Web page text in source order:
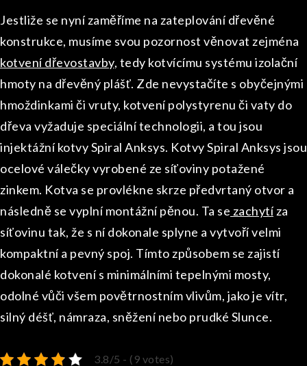
Jestliže se nyní zaměříme na zateplování dřevěné
konstrukce, musíme svou pozornost věnovat zejména
kotvení dřevostavby, tedy kotvícímu systému izolační
hmoty na dřevěný plášť. Zde nevystačíte s obyčejnými
hmoždinkami či vruty, kotvení polystyrenu či vaty do
dřeva vyžaduje speciální technologii, a tou jsou
injektážní kotvy Spiral Anksys. Kotvy Spiral Anksys jsou
ocelové válečky vyrobené ze síťoviny potažené
zinkem. Kotva se provlékne skrze předvrtaný otvor a
následně se vyplní montážní pěnou. Ta se zachytíza
síťovinu tak, že s ní dokonale splyne a vytvoří velmi
kompaktní a pevný spoj. Tímto způsobem se zajistí
dokonalé kotvení s minimálními tepelnými mosty,
odolné vůči všem povětrnostním vlivům, jako je vítr,
silný déšť, námraza, sněžení nebo prudké Slunce.
3.8/5 - (9 votes)